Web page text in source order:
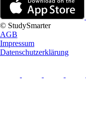
© StudySmarter
AGB
Impressum
Datenschutzerklärung